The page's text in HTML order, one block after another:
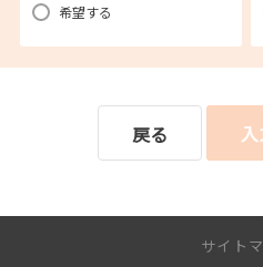
各種イベント・キャンペーン等につい
お客様のライフステージ、ご趣味や
(4)当社が取り扱う商品・サービスに
(5)お客様からの商品・サービス等に
希望する
戻る
サイト